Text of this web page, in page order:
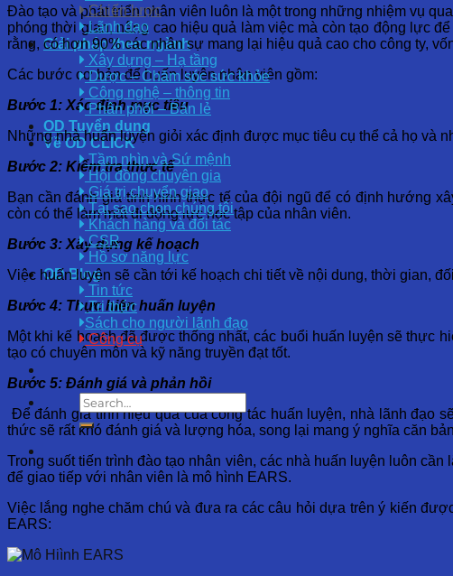
Chiến lược
Lãnh đạo
Giải pháp theo ngành
Xây dựng – Hạ tầng
Dược – Chăm sóc sức khỏe
Công nghệ – thông tin
Phân phối – Bán lẻ
OD Tuyển dụng
Về OD CLICK
Tầm nhìn và Sứ mệnh
Hội đồng chuyên gia
Giá trị chuyển giao
Tại sao chọn chúng tôi
Khách hàng và đối tác
CSR
Hồ sơ năng lực
OD Blog
Tin tức
Tri thức
Sách cho người lãnh đạo
Công cụ
Đào tạo và phát triển nhân viên luôn là một trong những nhiệm vụ
phóng thời gian, nâng cao hiệu quả làm việc mà còn tạo động lực
rằng, có hơn 90% các nhân sự mang lại hiệu quả cao cho công ty,
Các bước cơ bản để huấn luyện nhân viên gồm:
Bước 1: Xác định mục tiêu
Những nhà huấn luyện giỏi xác định được mục tiêu cụ thể cả họ và
Bước 2: Kiểm tra thực tế
Bạn cần đánh giá tình hình thực tế của đội ngũ để có định hướng
còn có thể làm mất đi động lực học tập của nhân viên.
Bước 3: Xây dựng kế hoạch
Việc huấn luyện sẽ cần tới kế hoạch chi tiết về nội dung, thời gian,
Bước 4: Thực hiện huấn luyện
Một khi kế hoạch đã được thống nhất, các buổi huấn luyện sẽ thực
tạo có chuyên môn và kỹ năng truyền đạt tốt.
Bước 5: Đánh giá và phản hồi
Để đánh giá tính hiệu quả của công tác huấn luyện, nhà lãnh đạo
thức sẽ rất khó đánh giá và lượng hóa, song lại mang ý nghĩa căn
Trong suốt tiến trình đào tạo nhân viên, các nhà huấn luyện luôn
để giao tiếp với nhân viên là mô hình EARS.
Việc lắng nghe chăm chú và đưa ra các câu hỏi dựa trên ý kiến
EARS: